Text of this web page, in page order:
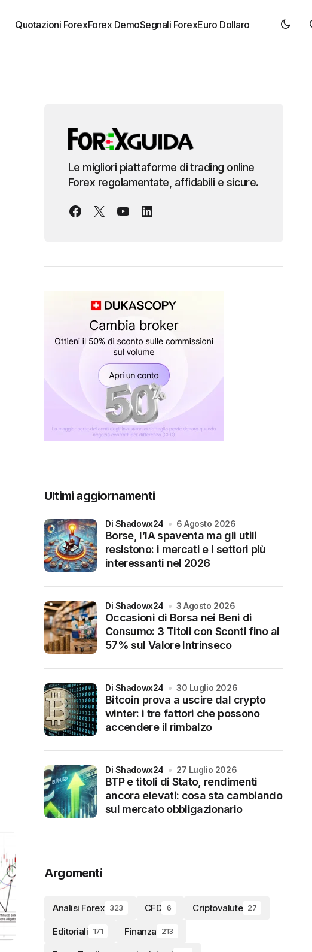
Quotazioni ForexForex DemoSegnali ForexEuro Dollaro
Le migliori piattaforme di trading online
Forex regolamentate, affidabili e sicure.
Ultimi aggiornamenti
Borse, l’IA spaventa ma gli utili
resistono: i mercati e i settori più
interessanti nel 2026
di Shadowx24 6 Agosto 2026
Occasioni di Borsa nei Beni di
Consumo: 3 Titoli con Sconti fino al
57% sul Valore Intrinseco
di Shadowx24 3 Agosto 2026
Bitcoin prova a uscire dal crypto
winter: i tre fattori che possono
accendere il rimbalzo
di Shadowx24 30 Luglio 2026
BTP e titoli di Stato, rendimenti
ancora elevati: cosa sta cambiando
sul mercato obbligazionario
di Shadowx24 27 Luglio 2026
Argomenti
Analisi Forex 323 CFD 6 Criptovalute 27
Editoriali 171 Finanza 213